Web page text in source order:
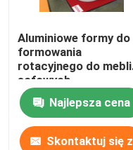
Aluminiowe formy do
formowania
rotacyjnego do mebli
sofowych
Najlepsza cena
Skontaktuj się z